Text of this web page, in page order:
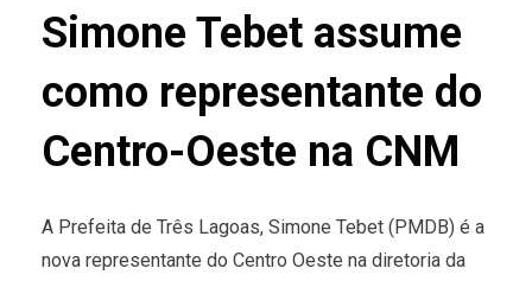
Simone Tebet assume
como representante do
Centro-Oeste na CNM
A Prefeita de Três Lagoas, Simone Tebet (PMDB) é a
nova representante do Centro Oeste na diretoria da